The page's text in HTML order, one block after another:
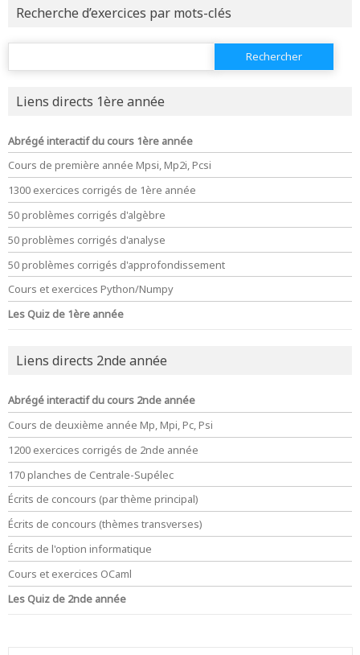
Recherche d’exercices par mots-clés
Rechercher :
Liens directs 1ère année
Abrégé interactif du cours 1ère année
Cours de première année Mpsi, Mp2i, Pcsi
1300 exercices corrigés de 1ère année
50 problèmes corrigés d'algèbre
50 problèmes corrigés d'analyse
50 problèmes corrigés d'approfondissement
Cours et exercices Python/Numpy
Les Quiz de 1ère année
Liens directs 2nde année
Abrégé interactif du cours 2nde année
Cours de deuxième année Mp, Mpi, Pc, Psi
1200 exercices corrigés de 2nde année
170 planches de Centrale-Supélec
Écrits de concours (par thème principal)
Écrits de concours (thèmes transverses)
Écrits de l'option informatique
Cours et exercices OCaml
Les Quiz de 2nde année